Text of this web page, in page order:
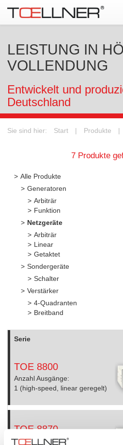
LEISTUNG IN
VOLLENDUNG
Entwickelt und
Deutschland
Sie sind hier: Start | Produkte |
7 Produkte
Alle Produkte
Generatoren
Arbiträr
Funktion
Netzgeräte
Arbiträr
Linear
Getaktet
Sondergeräte
Schalter
Verstärker
4-Quadranten
Breitband
Serie
TOE 8800
Anzahl Ausgänge:
1 (high-speed, linear geregelt)
TOE 8870
Anzahl Ausgänge: